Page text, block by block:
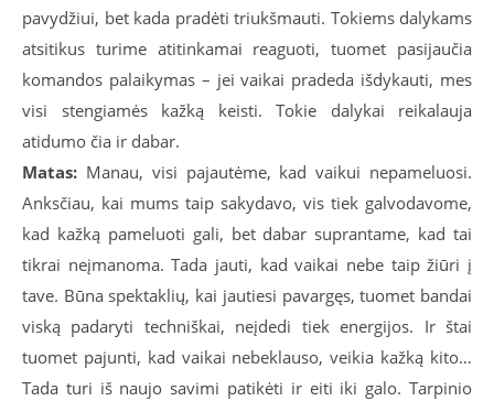
pavydžiui, bet kada pradėti triukšmauti. Tokiems dalykams
atsitikus turime atitinkamai reaguoti, tuomet pasijaučia
komandos palaikymas – jei vaikai pradeda išdykauti, mes
visi stengiamės kažką keisti. Tokie dalykai reikalauja
atidumo čia ir dabar.
Matas: Manau, visi pajautėme, kad vaikui nepameluosi.
Anksčiau, kai mums taip sakydavo, vis tiek galvodavome,
kad kažką pameluoti gali, bet dabar suprantame, kad tai
tikrai neįmanoma. Tada jauti, kad vaikai nebe taip žiūri į
tave. Būna spektaklių, kai jautiesi pavargęs, tuomet bandai
viską padaryti techniškai, neįdedi tiek energijos. Ir štai
tuomet pajunti, kad vaikai nebeklauso, veikia kažką kito…
Tada turi iš naujo savimi patikėti ir eiti iki galo. Tarpinio